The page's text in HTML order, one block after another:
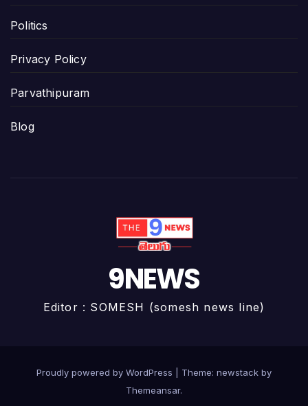
Politics
Privacy Policy
Parvathipuram
Blog
9NEWS
Editor : SOMESH (somesh news line)
Proudly powered by WordPress
Theme: newstack by
Themeansar.